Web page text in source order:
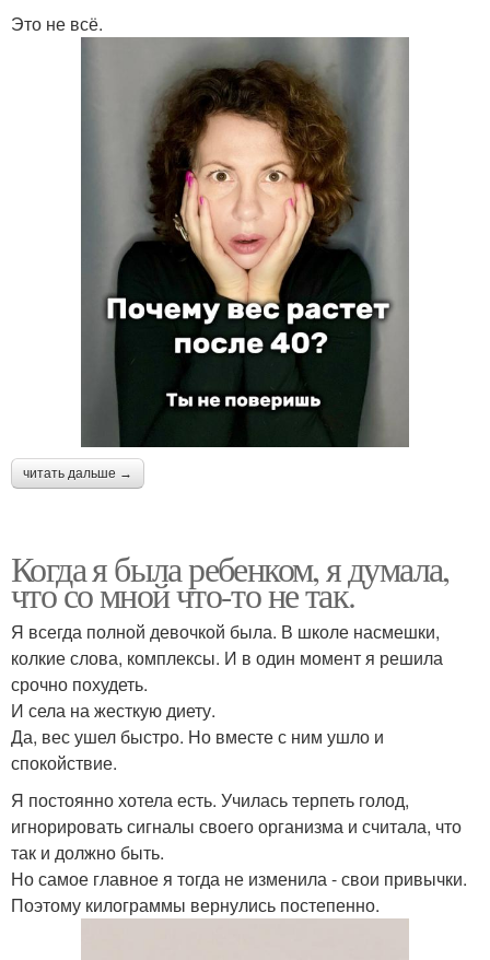
Это не всё.
читать дальше →
Когда я была ребенком, я думала,
что со мной что-то не так.
Я всегда полной девочкой была. В школе насмешки,
колкие слова, комплексы. И в один момент я решила
срочно похудеть.
И села на жесткую диету.
Да, вес ушел быстро. Но вместе с ним ушло и
спокойствие.
Я постоянно хотела есть. Училась терпеть голод,
игнорировать сигналы своего организма и считала, что
так и должно быть.
Но самое главное я тогда не изменила - свои привычки.
Поэтому килограммы вернулись постепенно.